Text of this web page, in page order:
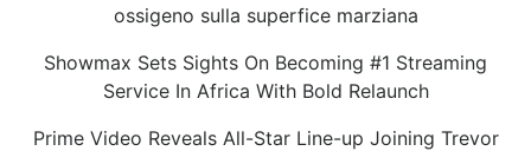
ossigeno sulla superfice marziana
Showmax Sets Sights On Becoming #1 Streaming
Service In Africa With Bold Relaunch
Prime Video Reveals All-Star Line-up Joining Trevor